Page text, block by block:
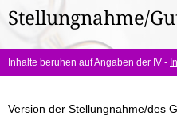
hier:
Stellungnahme/
Inhalte beruhen auf Angaben der IV -
Version der Stellungnahme/des